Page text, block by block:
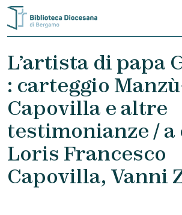
Skip to content
L’artista di papa
: carteggio
Capovilla e altre
testimonianze / a
Loris Francesco
Capovilla, Vanni